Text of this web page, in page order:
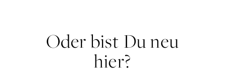
Oder bist Du neu
hier?